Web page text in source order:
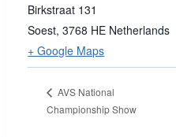
Birkstraat 131
Soest, 3768 HE Netherlands
+ Google Maps
AVS National
Championship Show